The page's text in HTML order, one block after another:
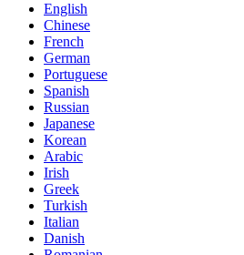
English
Chinese
French
German
Portuguese
Spanish
Russian
Japanese
Korean
Arabic
Irish
Greek
Turkish
Italian
Danish